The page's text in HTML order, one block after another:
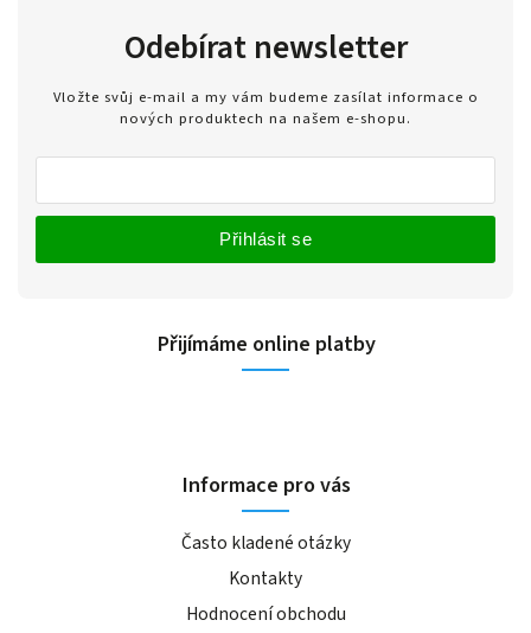
Odebírat newsletter
Vložte svůj e-mail a my vám budeme zasílat informace o
nových produktech na našem e-shopu.
Přihlásit se
Přijímáme online platby
Informace pro vás
Často kladené otázky
Kontakty
Hodnocení obchodu